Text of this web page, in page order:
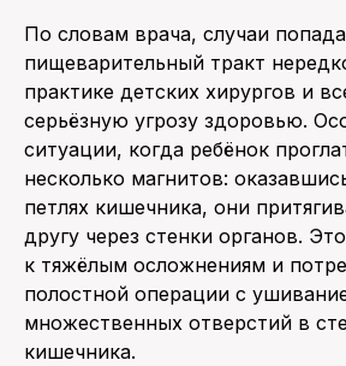
По словам врача, случаи
пищеварительный тракт
практике детских хирургов и
серьёзную угрозу здоровью.
ситуации, когда ребёнок
несколько магнитов:
петлях кишечника, они
другу через стенки органов.
к тяжёлым осложнениям и
полостной операции с
множественных отверстий в
кишечника.